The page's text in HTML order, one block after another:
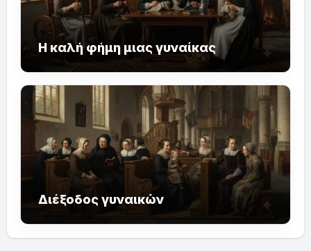
Η καλή φήμη μιας γυναίκας
Διέξοδος γυναικών